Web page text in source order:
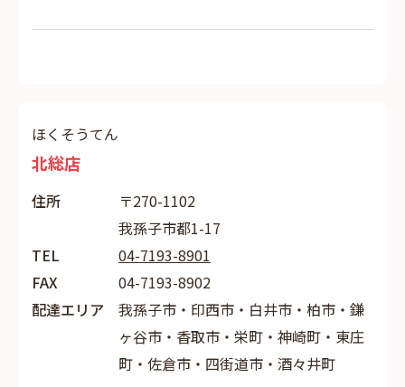
ほくそうてん
北総店
住所
〒270-1102
我孫子市都1-17
TEL
04-7193-8901
FAX
04-7193-8902
配達エリア
我孫子市・印西市・白井市・柏市・鎌
ヶ谷市・香取市・栄町・神崎町・東庄
町・佐倉市・四街道市・酒々井町